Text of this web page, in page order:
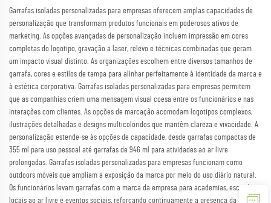
Garrafas isoladas personalizadas para empresas oferecem amplas capacidades de
personalização que transformam produtos funcionais em poderosos ativos de
marketing. As opções avançadas de personalização incluem impressão em cores
completas do logotipo, gravação a laser, relevo e técnicas combinadas que geram
um impacto visual distinto. As organizações escolhem entre diversos tamanhos de
garrafa, cores e estilos de tampa para alinhar perfeitamente à identidade da marca e
à estética corporativa. Garrafas isoladas personalizadas para empresas permitem
que as companhias criem uma mensagem visual coesa entre os funcionários e nas
interações com clientes. As opções de marcação acomodam logotipos complexos,
ilustrações detalhadas e designs multicoloridos que mantêm clareza e vivacidade. A
personalização estende-se às opções de capacidade, desde garrafas compactas de
355 ml para uso pessoal até garrafas de 946 ml para atividades ao ar livre
prolongadas. Garrafas isoladas personalizadas para empresas funcionam como
outdoors móveis que ampliam a exposição da marca por meio do uso diário natural.
Os funcionários levam garrafas com a marca da empresa para academias, escritórios,
locais ao ar livre e eventos sociais, reforçando continuamente a presença da